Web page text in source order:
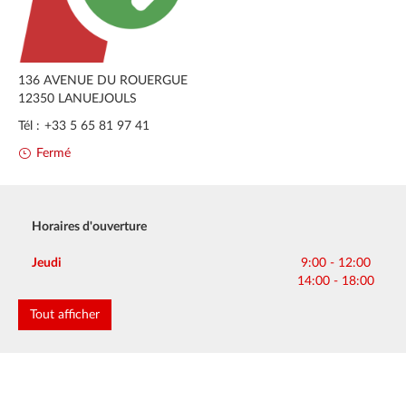
136 AVENUE DU ROUERGUE
12350 LANUEJOULS
Tél : +33 5 65 81 97 41
Fermé
Horaires d'ouverture
Lundi
Mardi
Mercredi
Jeudi
9:00 - 12:00
14:00 - 18:00
Vendredi
Samedi
Dimanche
Tout afficher